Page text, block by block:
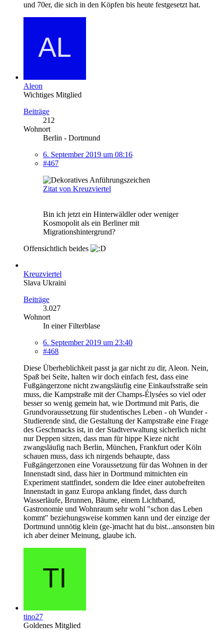
und 70er, die sich in den Köpfen bis heute festgesetzt hat.
Aleon
Wichtiges Mitglied
Beiträge
212
Wohnort
Berlin - Dortmund
6. September 2019 um 08:16
#467
Zitat von Kreuzviertel
Bin ich jetzt ein Hinterwäldler oder weniger
Kosmopolit als ein Berliner mit
Migrationshintergrund?
Offensichtlich beides
Kreuzviertel
Slava Ukraini
Beiträge
3.027
Wohnort
In einer Filterblase
6. September 2019 um 23:40
#468
Diese Überheblichkeit passt ja gar nicht zu dir, Aleon. Nein,
Spaß bei Seite, halten wir doch einfach fest, dass eine
Fußgängerzone nicht zwangsläufig eine Einkaufsstraße sein
muss, die Kampstraße mit der Champs-Élysées so viel oder
besser so wenig gemein hat, wie Dortmund mit Paris, die
Grundvoraussetzung für studentisches Leben - oh Wunder -
Studierende sind, die Gestaltung der Kampstraße eine Frage
des Geschmacks ist, in der Stadtverwaltung sicherlich nicht
nur Deppen sitzen, dass man für hippe Kieze nicht
zwangsläufig nach Berlin, München, Frankfurt oder Köln
schauen muss, dass ich nirgends behaupte, dass
Fußgängerzonen eine Voraussetzung für das Wohnen in der
Innenstadt sind, dass hier in Dortmund mitnichten ein
Experiment stattfindet, sondern die Idee einer autobefreiten
Innenstadt in ganz Europa anklang findet, dass durch
Wasserläufe, Brunnen, Bäume, einem Lichtband,
Gastronomie und Wohnraum sehr wohl "schon das Leben
kommt" beziehungsweise kommen kann und der einzige der
Dortmund unnötig klein (ge-)macht hat du bist...ansonsten bin
ich aber deiner Meinung, glaube ich.
tino27
Goldenes Mitglied